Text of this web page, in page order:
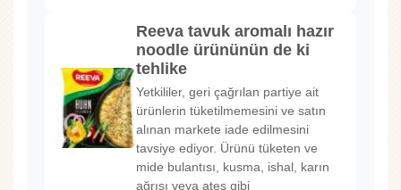
Reeva tavuk aromalı hazır
noodle ürününün de ki
tehlike
Yetkililer, geri çağrılan partiye ait
ürünlerin tüketilmemesini ve satın
alınan markete iade edilmesini
tavsiye ediyor. Ürünü tüketen ve
mide bulantısı, kusma, ishal, karın
ağrısı veya ateş gibi